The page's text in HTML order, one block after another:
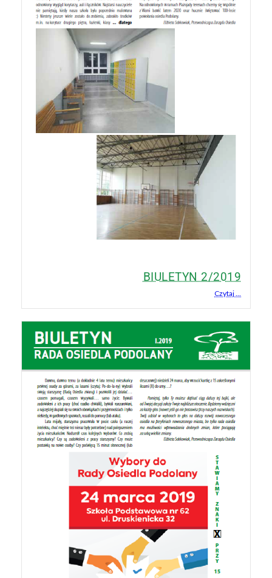
BIULETYN 2/2019
Czytaj ...